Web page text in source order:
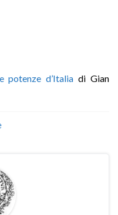
potenze d’Italia di Gian